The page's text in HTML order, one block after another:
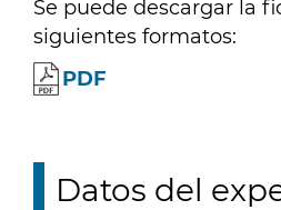
Se puede descargar la
siguientes formatos:
PDF
Datos del